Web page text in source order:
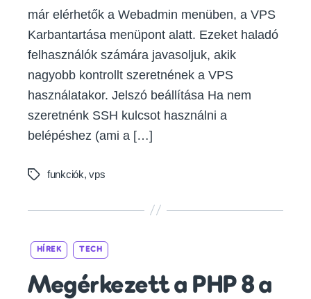
már elérhetők a Webadmin menüben, a VPS
Karbantartása menüpont alatt. Ezeket haladó
felhasználók számára javasoljuk, akik
nagyobb kontrollt szeretnének a VPS
használatakor. Jelszó beállítása Ha nem
szeretnénk SSH kulcsot használni a
belépéshez (ami a […]
Tagsfunkciók,vps
HÍREK TECH
Megérkezett a PHP 8 a